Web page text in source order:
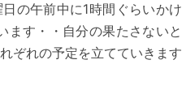
の午前中に1時間ぐらいかけ
ます・・自分の果たさないと
ぞれの予定を立てていきます